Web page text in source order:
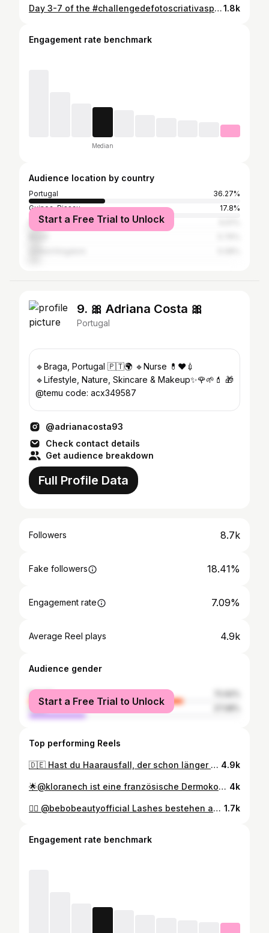
Day 3-7 of the #challengedefotoscriativaspalop O tema de hoje é fruta✨ Assim como as frutas, tudo tem seu tempo! Visitem as contas das headliners @eufraziabelo @farzana_alberto @iampretasantana @o.h.e.m.a_ @vanezafrancis @towandacabinda1.8k
Engagement rate benchmark
Median
Audience location by country
Portugal
36.27%
Guinea-Bissau
17.8%
Morocco
Start a Free Trial to Unlock
9. 🎀 Adriana Costa 🎀
Portugal
🔹Braga, Portugal 🇵🇹🌍 🔹Nurse 💊♥️💉
🔹Lifestyle, Nature, Skincare & Makeup✨🌹🌱💄 🎁
@temu code: acx349587
@adrianacosta93
Check contact details
Get audience breakdown
Full Profile Data
Followers 8.7k
Fake followers 18.41%
Engagement rate 7.09%
Average Reel plays 4.9k
Audience gender
female
male
Start a Free Trial to Unlock
Top performing Reels
🇩🇪 Hast du Haarausfall, der schon länger andauert oder plötzlich gekommen ist?🤷‍♀️ Sag jetzt STOP mit die Star-Trio von @kloranech 🤍 _________________________♡_________________________ 🇵🇹 Tens queda de cabelo que dura faz muito tempo ou surgiu de repente?🤷‍♀️ Diz STOP agora com o trio de estrelas da @kloraneportugal 🤍 . . . . . . #FeelGoodActGood #klorane #hairloss #cleanbeauty #naturalbeauty 4.9k
🌟@kloranech ist eine französische Dermokosmetik - Marke :) 🎁 Sie haben eine neue Reihe von Trockenshampoos und haben mir 4 gesendet 😍 Ich werde in meine stories darüber sprechen 😊 💆‍♀️Für anwendung: vor Gebrauch gut schütteln. Abschnittsweise 15cm von der Kopfhaut entfernt aufsprühen und 2 min. einwirken lassen. Haare gut bürsten und ggf. mithilfe eines Föns Rückstände entfernen. 💧Dank Trockenshampoo kann man 500 Litro Wasser pro Jahr saven, wenn pro Woche eine Haarwäsche mit Wasser durch eine Trockenwäsche mit dem Trockenshampoo ersetzt wird. #dryshampoo #kloranech #feelgoodactgood #savewater #naturalhaircare 4k
💁‍♀️ @bebobeautyofficial Lashes bestehen aus feinsten Seidenhärchen, welche maximalen Tragekomfort und Natürlichkeit versprechen. Ich war von meinem begeistert 😍 Und Sie, haben Sie so etwas getragen? 🥰 _____________________________ 💁‍♀️ @bebobeautyofficial Lashes são compostos pelos mais finos fios de seda, que prometem máximo conforto e naturalidade. Estou encantada com as minhas 😍 E vocês, já usaram algo do género? 🥰 #beauty #makeup #lashes #vegan #crueltyfree #beauty #beautiful #influencer 1.7k
Engagement rate benchmark